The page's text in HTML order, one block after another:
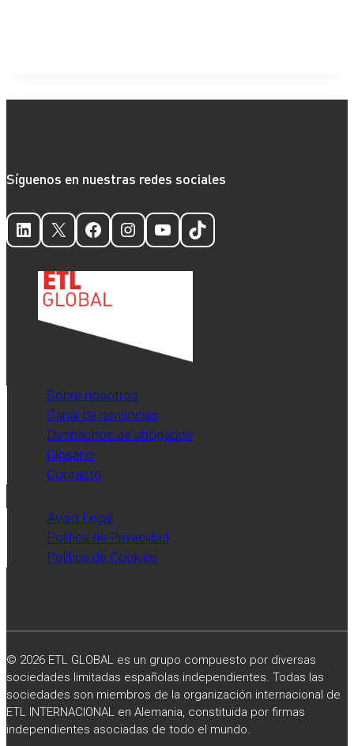
Síguenos en nuestras redes sociales
LinkedIn
X Facebook
Instagram
YouTube
TikTok
Sobre nosotros
Canal de denuncias
Despachos de abogados
Glosario
Contacto
Aviso Legal
Política de Privacidad
Política de Cookies
© 2026 ETL GLOBAL es un grupo compuesto por diversas
sociedades limitadas españolas independientes. Todas las
sociedades son miembros de la organización internacional de
ETL INTERNACIONAL en Alemania, constituida por firmas
independientes asociadas de todo el mundo.